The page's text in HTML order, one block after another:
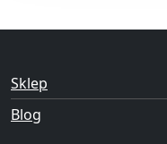
Sklep
Blog